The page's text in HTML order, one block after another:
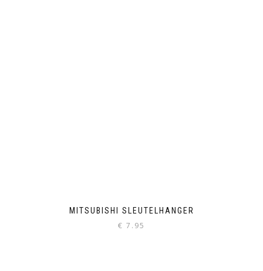
MITSUBISHI SLEUTELHANGER
€ 7.95